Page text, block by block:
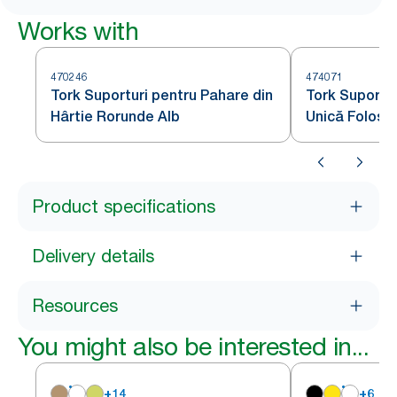
Works with
470246
Tork Suporturi pentru Pahare din
Hârtie Rorunde Alb
474071
Tork
Unică
Product specifications
Delivery details
Resources
You might also be interested in...
+14 +6